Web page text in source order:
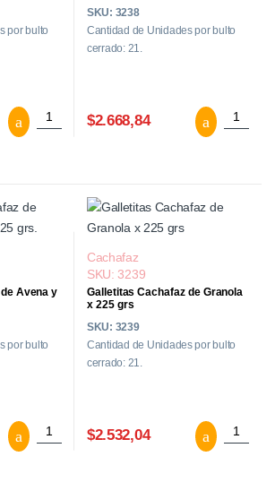
por bulto
Galletitas Cachafaz de Algarroba x 225
SKU: 3238
Cantidad de Unidades por bulto
cerrado: 21.
$2.668,84
Avena y
por bulto
Galletitas Cachafaz de Avena y Pasas x
Cachafaz
SKU: 3239
Galletitas Cachafaz de Granola
x 225 grs
SKU: 3239
Cantidad de Unidades por bulto
cerrado: 21.
$2.532,04